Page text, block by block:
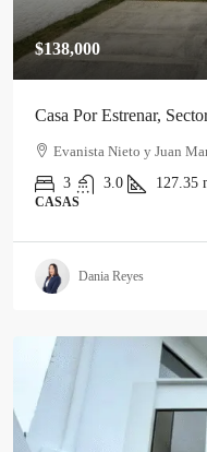
$138,000
Casa Por Estrenar,
Evanista Nieto y Juan
3
3.0 127.35
CASAS
Dania Reyes